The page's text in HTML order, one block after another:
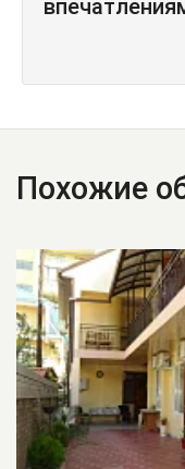
Похожие